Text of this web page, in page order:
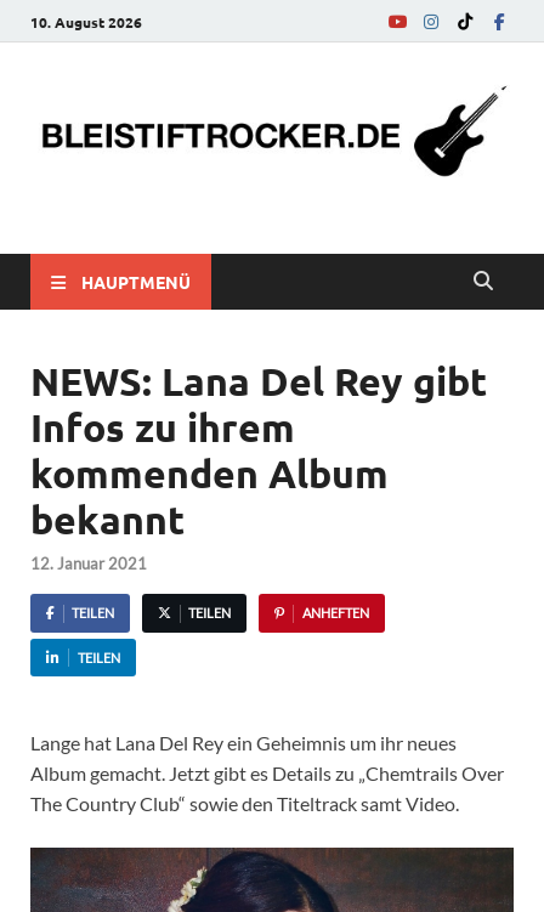
10. August 2026
bleistiftrocker.de
HAUPTMENÜ
NEWS: Lana Del Rey gibt
Infos zu ihrem
kommenden Album
bekannt
12. Januar 2021
TEILEN TEILEN ANHEFTEN
TEILEN
Lange hat Lana Del Rey ein Geheimnis um ihr neues
Album gemacht. Jetzt gibt es Details zu „Chemtrails Over
The Country Club“ sowie den Titeltrack samt Video.